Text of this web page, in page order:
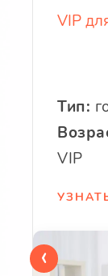
VIP
Тип:
VIP
‹